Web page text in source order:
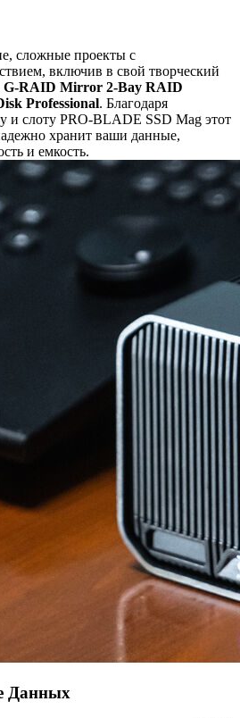
сложные проекты с
включив в свой творческий
G-RAID Mirror 2-Bay RAID
Professional. Благодаря
и слоту PRO-BLADE SSD Mag этот
хранит ваши данные,
и емкость.
Данных